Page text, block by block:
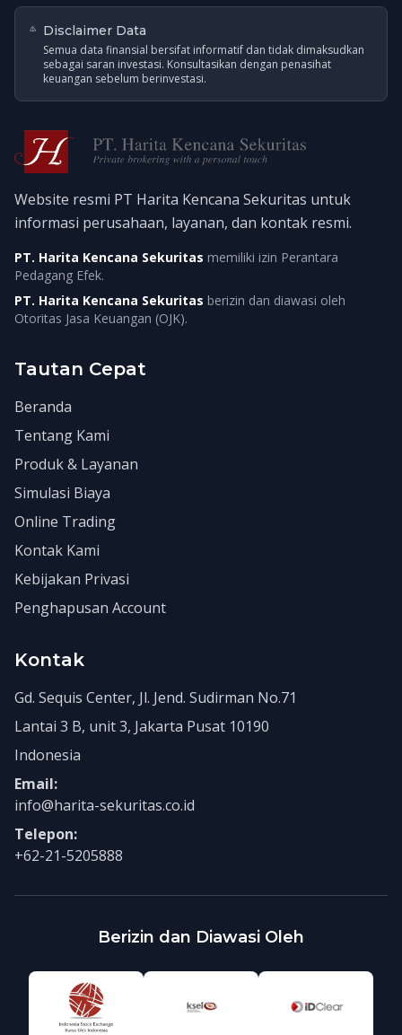
Disclaimer Data
Semua data finansial bersifat informatif dan tidak dimaksudkan
sebagai saran investasi. Konsultasikan dengan penasihat
keuangan sebelum berinvestasi.
Website resmi PT Harita Kencana Sekuritas untuk
informasi perusahaan, layanan, dan kontak resmi.
PT. Harita Kencana Sekuritas memiliki izin Perantara
Pedagang Efek.
PT. Harita Kencana Sekuritas berizin dan diawasi oleh
Otoritas Jasa Keuangan (OJK).
Tautan Cepat
Beranda
Tentang Kami
Produk & Layanan
Simulasi Biaya
Online Trading
Kontak Kami
Kebijakan Privasi
Penghapusan Account
Kontak
Gd. Sequis Center, Jl. Jend. Sudirman No.71
Lantai 3 B, unit 3, Jakarta Pusat 10190
Indonesia
Email:
info@harita-sekuritas.co.id
Telepon:
+62-21-5205888
Berizin dan Diawasi Oleh